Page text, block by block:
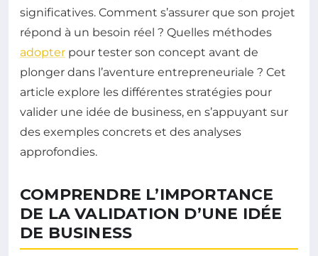
significatives. Comment s’assurer que son projet
répond à un besoin réel ? Quelles méthodes
adopter pour tester son concept avant de
plonger dans l’aventure entrepreneuriale ? Cet
article explore les différentes stratégies pour
valider une idée de business, en s’appuyant sur
des exemples concrets et des analyses
approfondies.
COMPRENDRE L’IMPORTANCE
DE LA VALIDATION D’UNE IDÉE
DE BUSINESS